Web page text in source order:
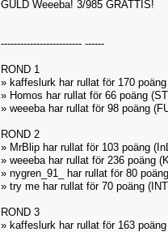
GULD Weeeba! 3/985 GRATTIS!
------------------------- ------
ROND 1
» kaffeslurk har rullat för 170
» Homos har rullat för 66 poäng
» weeeba har rullat för 98 poäng
ROND 2
» MrBlip har rullat för 103 poäng
» weeeba har rullat för 236 poäng
» nygren_91_ har rullat för 80
» try me har rullat för 70 poäng
ROND 3
» kaffeslurk har rullat för 163